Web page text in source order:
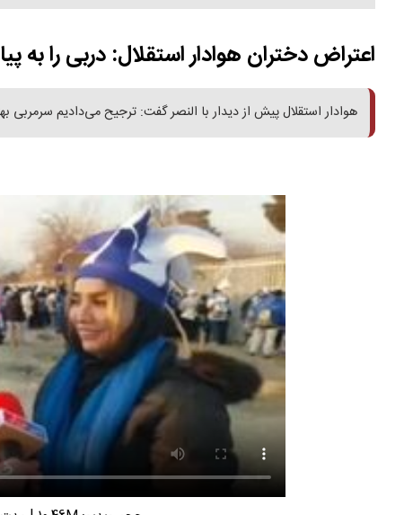
اعتراض دختران هوادار استقلال: دربی را به
هوادار استقلال پیش از دیدار با النصر گفت: ترجیح می‌دادیم سرمربی